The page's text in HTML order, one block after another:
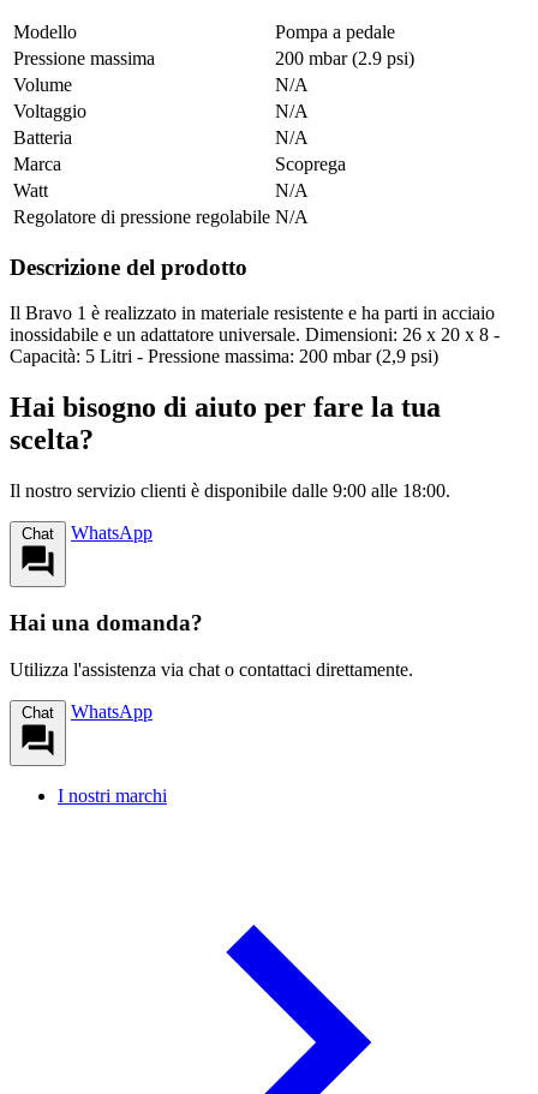
Modello
Pompa a pedale
Pressione massima
200 mbar (2.9 psi)
Volume
N/A
Voltaggio
N/A
Batteria
N/A
Marca
Scoprega
Watt
N/A
Regolatore di pressione regolabile N/A
Descrizione del prodotto
Il Bravo 1 è realizzato in materiale resistente e ha parti in acciaio
inossidabile e un adattatore universale. Dimensioni: 26 x 20 x 8 -
Capacità: 5 Litri - Pressione massima: 200 mbar (2,9 psi)
Hai bisogno di aiuto per fare la tua
scelta?
Il nostro servizio clienti è disponibile dalle 9:00 alle 18:00.
Chat WhatsApp
Hai una domanda?
Utilizza l'assistenza via chat o contattaci direttamente.
Chat WhatsApp
I nostri marchi